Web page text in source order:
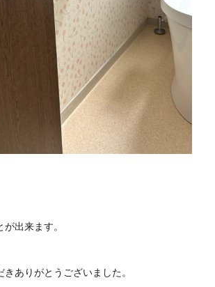
出来ます。
ありがとうございました。